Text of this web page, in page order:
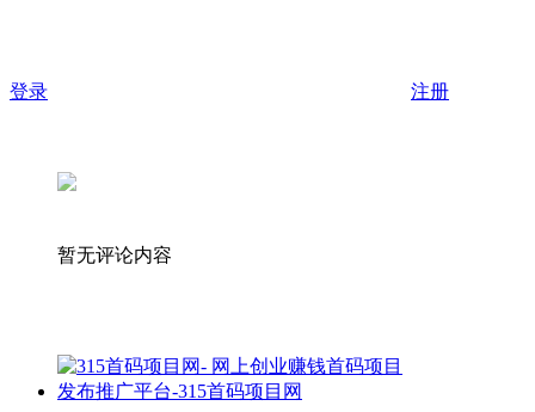
登录 注册
暂无评论内容